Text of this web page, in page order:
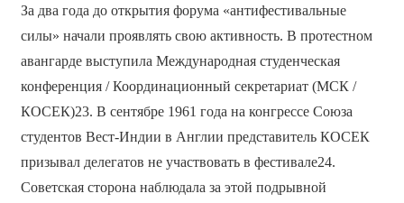
За два года до открытия форума «антифестивальные
силы» начали проявлять свою активность. В протестном
авангарде выступила Международная студенческая
конференция / Координационный секретариат (МСК /
КОСЕК)23. В сентябре 1961 года на конгрессе Союза
студентов Вест-Индии в Англии представитель КОСЕК
призывал делегатов не участвовать в фестивале24.
Советская сторона наблюдала за этой подрывной